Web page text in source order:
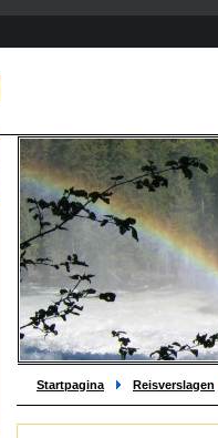
Startpagina Reisverslagen